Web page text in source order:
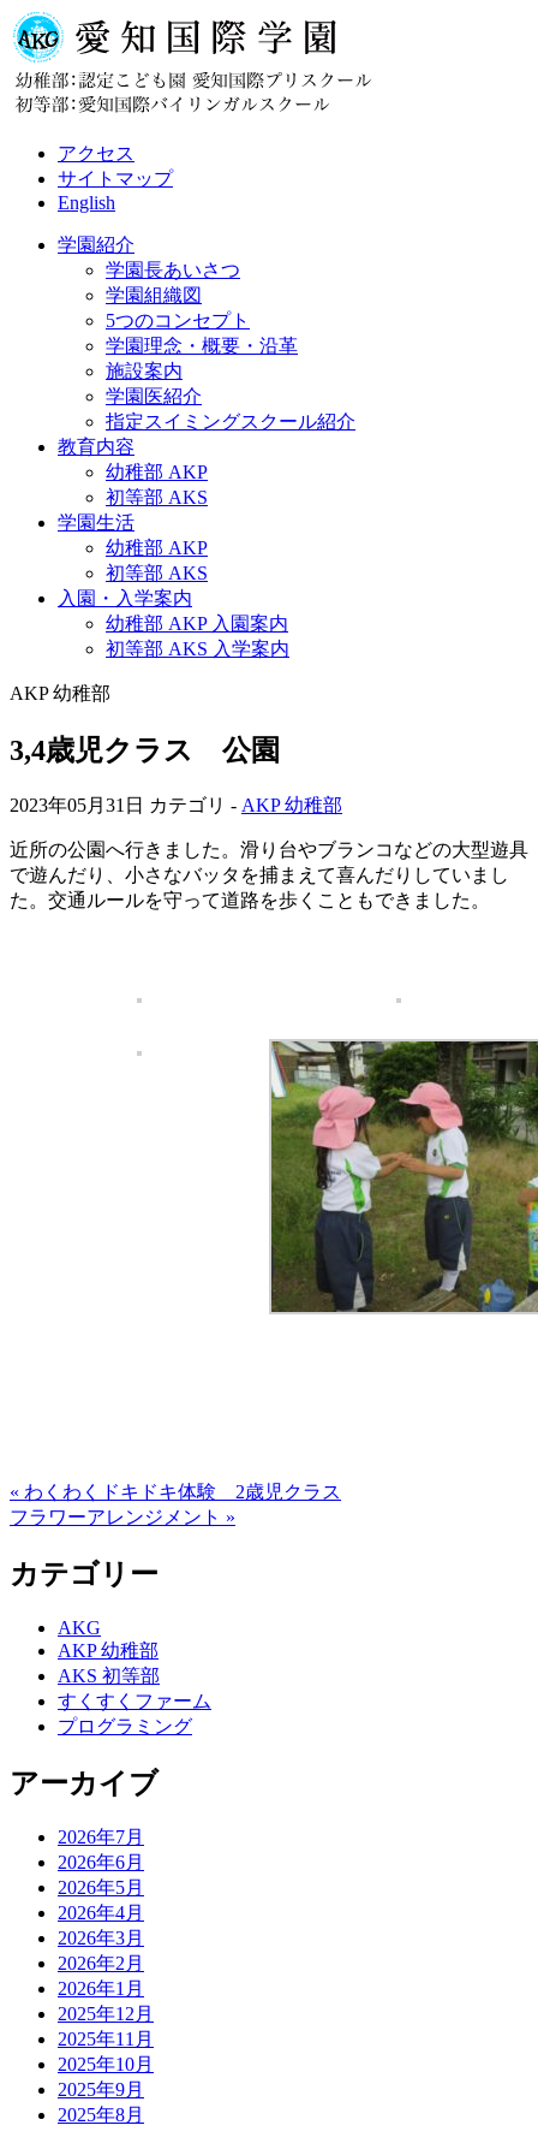
アクセス
サイトマップ
English
学園紹介
学園長あいさつ
学園組織図
5つのコンセプト
学園理念・概要・沿革
施設案内
学園医紹介
指定スイミングスクール紹介
教育内容
幼稚部 AKP
初等部 AKS
学園生活
幼稚部 AKP
初等部 AKS
入園・入学案内
幼稚部 AKP 入園案内
初等部 AKS 入学案内
AKP 幼稚部
3,4歳児クラス 公園
2023年05月31日 カテゴリ - AKP 幼稚部
近所の公園へ行きました。滑り台やブランコなどの大型遊具
で遊んだり、小さなバッタを捕まえて喜んだりしていまし
た。交通ルールを守って道路を歩くこともできました。
« わくわくドキドキ体験 2歳児クラス
フラワーアレンジメント »
カテゴリー
AKG
AKP 幼稚部
AKS 初等部
すくすくファーム
プログラミング
アーカイブ
2026年7月
2026年6月
2026年5月
2026年4月
2026年3月
2026年2月
2026年1月
2025年12月
2025年11月
2025年10月
2025年9月
2025年8月